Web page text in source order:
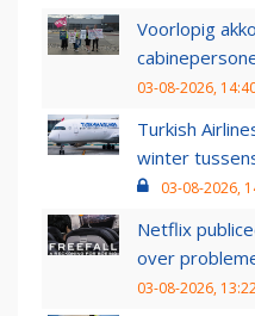
Voorlopig
03-08-2026,
Turkish
winter
03-08-2026,
Netflix
over
03-08-2026,